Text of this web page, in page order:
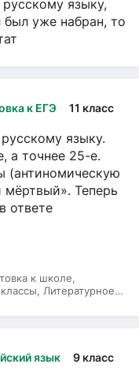
языку,
был уже набран, то
к ЕГЭ 11 класс
языку.
а точнее 25-е.
(антиномическую
Теперь
ответе
к школе,
Литературное
язык 9 класс